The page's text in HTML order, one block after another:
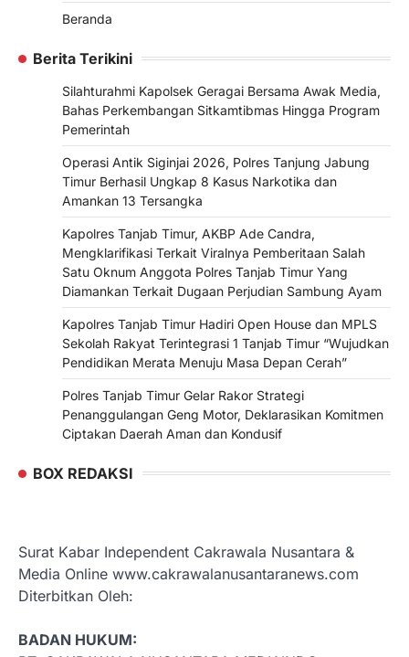
Beranda
Berita Terikini
Silahturahmi Kapolsek Geragai Bersama Awak Media,
Bahas Perkembangan Sitkamtibmas Hingga Program
Pemerintah
Operasi Antik Siginjai 2026, Polres Tanjung Jabung
Timur Berhasil Ungkap 8 Kasus Narkotika dan
Amankan 13 Tersangka
Kapolres Tanjab Timur, AKBP Ade Candra,
Mengklarifikasi Terkait Viralnya Pemberitaan Salah
Satu Oknum Anggota Polres Tanjab Timur Yang
Diamankan Terkait Dugaan Perjudian Sambung Ayam
Kapolres Tanjab Timur Hadiri Open House dan MPLS
Sekolah Rakyat Terintegrasi 1 Tanjab Timur “Wujudkan
Pendidikan Merata Menuju Masa Depan Cerah”
Polres Tanjab Timur Gelar Rakor Strategi
Penanggulangan Geng Motor, Deklarasikan Komitmen
Ciptakan Daerah Aman dan Kondusif
BOX REDAKSI
Surat Kabar Independent Cakrawala Nusantara &
Media Online www.cakrawalanusantaranews.com
Diterbitkan Oleh:
BADAN HUKUM: